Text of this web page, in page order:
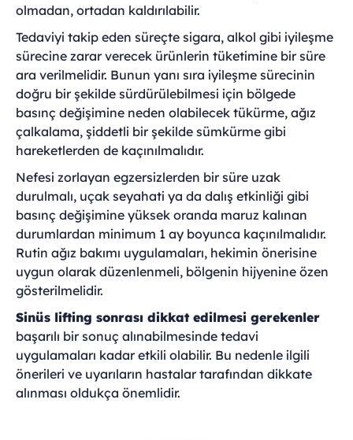
olmadan, ortadan kaldırılabilir.
Tedaviyi takip eden süreçte sigara, alkol gibi iyileşme
sürecine zarar verecek ürünlerin tüketimine bir süre
ara verilmelidir. Bunun yanı sıra iyileşme sürecinin
doğru bir şekilde sürdürülebilmesi için bölgede
basınç değişimine neden olabilecek tükürme, ağız
çalkalama, şiddetli bir şekilde sümkürme gibi
hareketlerden de kaçınılmalıdır.
Nefesi zorlayan egzersizlerden bir süre uzak
durulmalı, uçak seyahati ya da dalış etkinliği gibi
basınç değişimine yüksek oranda maruz kalınan
durumlardan minimum 1 ay boyunca kaçınılmalıdır.
Rutin ağız bakımı uygulamaları, hekimin önerisine
uygun olarak düzenlenmeli, bölgenin hijyenine özen
gösterilmelidir.
Sinüs lifting sonrası dikkat edilmesi gerekenler
başarılı bir sonuç alınabilmesinde tedavi
uygulamaları kadar etkili olabilir. Bu nedenle ilgili
önerileri ve uyarıların hastalar tarafından dikkate
alınması oldukça önemlidir.